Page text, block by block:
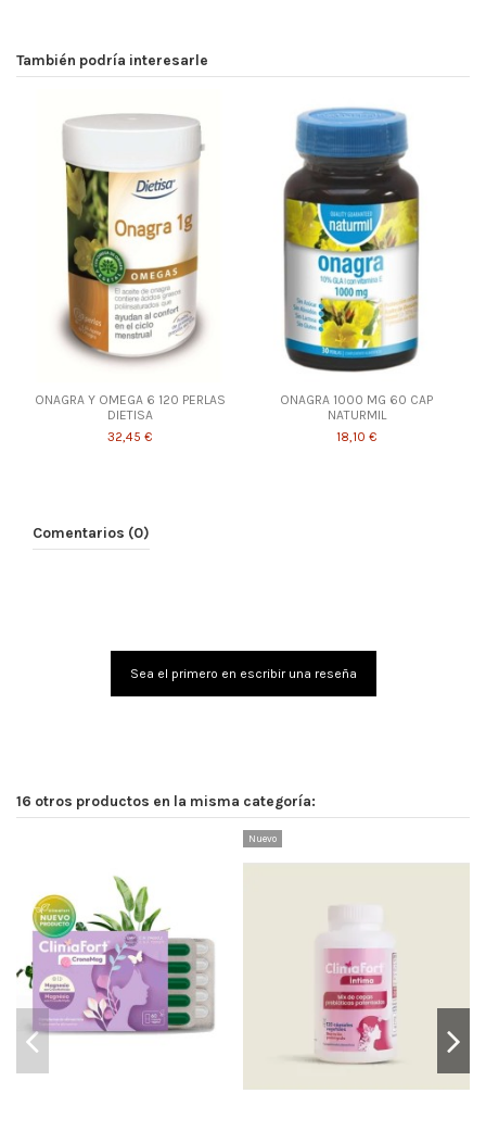
También podría interesarle
ONAGRA Y OMEGA 6 120 PERLAS
DIETISA
32,45 €
ONAGRA 1000 MG 60 CAP
NATURMIL
18,10 €
Comentarios (0)
Sea el primero en escribir una reseña
16 otros productos en la misma categoría:
Nuevo